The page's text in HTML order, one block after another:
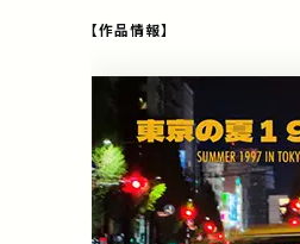
【作品情報】